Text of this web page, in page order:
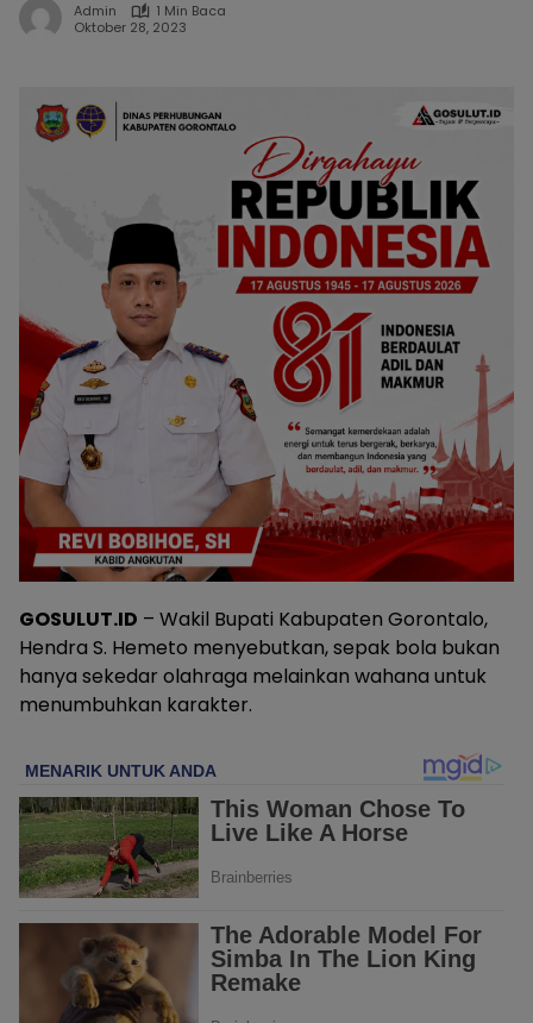
Admin
1 Min Baca
Oktober 28, 2023
GOSULUT.ID – Wakil Bupati Kabupaten Gorontalo,
Hendra S. Hemeto menyebutkan, sepak bola bukan
hanya sekedar olahraga melainkan wahana untuk
menumbuhkan karakter.